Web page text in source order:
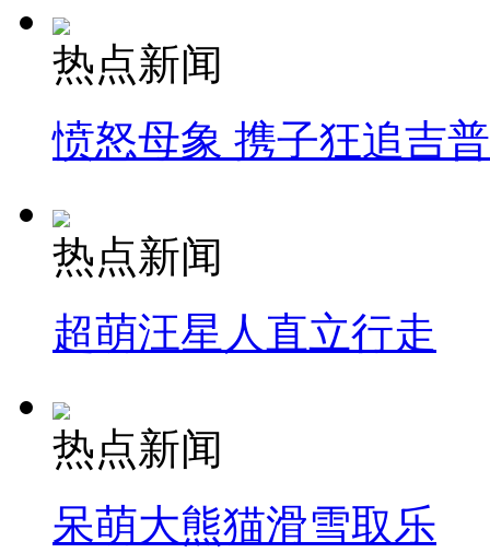
热点新闻
愤怒母象 携子狂追吉
热点新闻
超萌汪星人直立行走
热点新闻
呆萌大熊猫滑雪取乐